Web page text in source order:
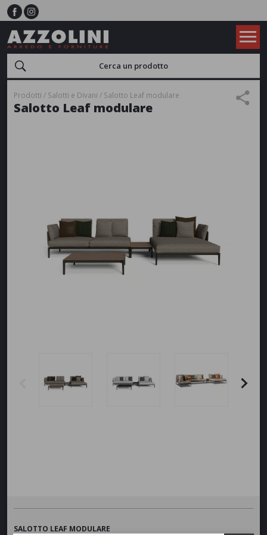
Prodotti Salotti e Divani Salotto Leaf modulare
Salotto Leaf modulare
SALOTTO LEAF MODULARE